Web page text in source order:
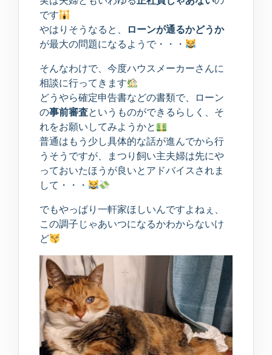
です
やはりそうなると、
ローンが通るかどうか
が最大の問題になるようで・・・
そんなわけで、今度ハウスメーカーさんに
相談に行ってきます
どうやら確定申告書などの書類で、ローン
の事前審査というものができるらしく、そ
れをお願いしてみようかと
普通はもう少し具体的な話が進んでから行
うそうですが、まつり飼い主夫婦は先にや
っておいたほうが良いとアドバイスされま
して・・・
でもやっぱり一軒家ほしいんですよねぇ、
この調子じゃあいつになるかわからないけ
ど